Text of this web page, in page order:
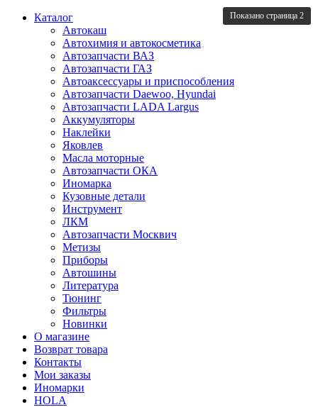
Каталог
Автокаш
Автохимия и автокосметика
Автозапчасти ВАЗ
Автозапчасти ГАЗ
Автоаксессуары и приспособления
Автозапчасти Daewoo, Hyundai
Автозапчасти LADA Largus
Аккумуляторы
Наклейки
Яковлев
Масла моторные
Автозапчасти ОКА
Иномарка
Кузовные детали
Инструмент
ЛКМ
Автозапчасти Москвич
Метизы
Приборы
Автошины
Литература
Тюнинг
Фильтры
Новинки
О магазине
Возврат товара
Контакты
Мои заказы
Иномарки
HOLA
Показано страница 2